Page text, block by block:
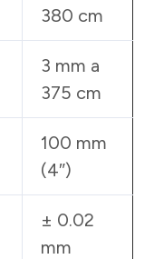
380 cm
3 mm a
375 cm
100 mm
(4″)
± 0.02
mm